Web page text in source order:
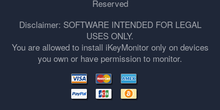
Reserved
Disclaimer: SOFTWARE INTENDED FOR LEGAL
USES ONLY.
You are allowed to install iKeyMonitor only on devices
you own or have permission to monitor.